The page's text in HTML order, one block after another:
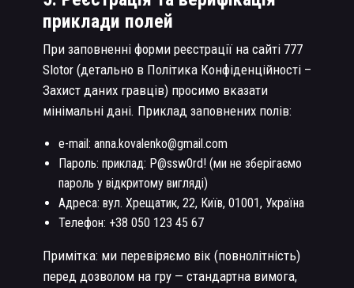
приклади полей
При заповненні форми реєстрації на сайті 777
Slotor (детально в Політика Конфіденційності –
Захист даних гравців) просимо вказати
мінімальні дані. Приклад заповнених полів:
e-mail: anna.kovalenko@gmail.com
Пароль: приклад: P@ssw0rd! (ми не зберігаємо
пароль у відкритому вигляді)
Адреса: вул. Хрещатик, 22, Київ, 01001, Україна
Телефон: +38 050 123 45 67
Примітка: ми перевіряємо вік (повнолітність)
перед дозволом на гру — стандартна вимога,